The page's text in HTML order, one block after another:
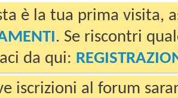
è la tua prima visita,
. Se riscontri
da qui:
iscrizioni al forum